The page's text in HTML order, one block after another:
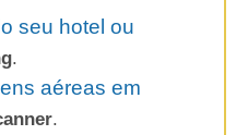
seu hotel ou
.
aéreas em
.